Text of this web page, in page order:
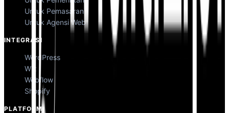
Untuk Pemasaran
Untuk Agensi Web
INTEGRASI
WordPress
Wix
Webflow
Shopify
PLATFORM